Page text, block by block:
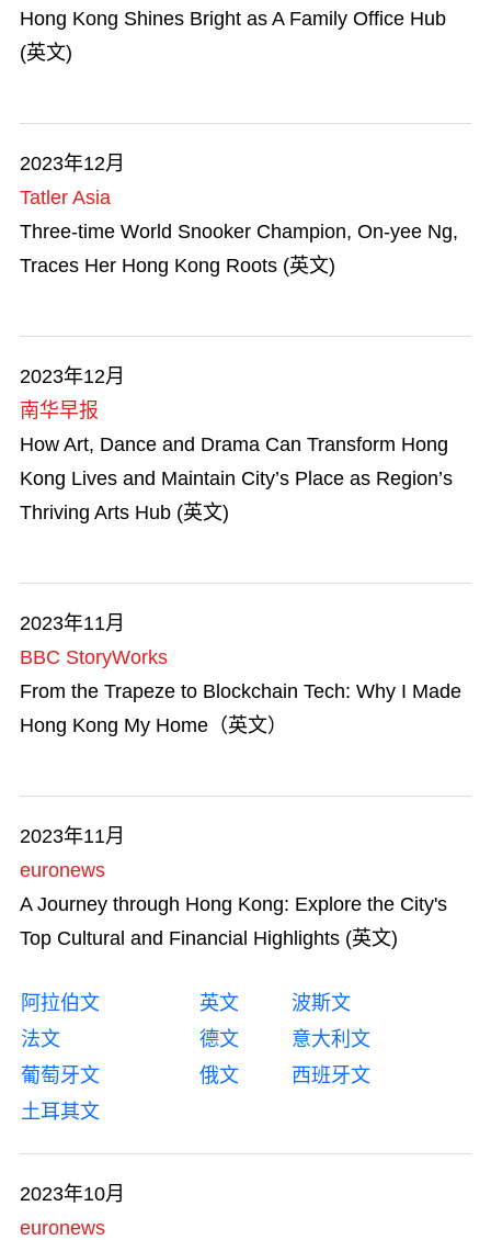
追求卓越
Hong Kong Shines Bright as A Family Office Hub
(英文)
2023年12月
Tatler Asia
Three-time World Snooker Champion, On-yee Ng,
Traces Her Hong Kong Roots (英文)
2023年12月
南华早报
How Art, Dance and Drama Can Transform Hong
Kong Lives and Maintain City’s Place as Region’s
Thriving Arts Hub (英文)
2023年11月
BBC StoryWorks
From the Trapeze to Blockchain Tech: Why I Made
Hong Kong My Home（英文）
2023年11月
euronews
A Journey through Hong Kong: Explore the City's
Top Cultural and Financial Highlights (英文)
阿拉伯文 英文
波斯文
法文
德文
意大利文
葡萄牙文
俄文
西班牙文
土耳其文
2023年10月
euronews